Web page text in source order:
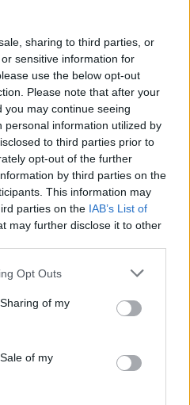
sharing to third parties, or
sensitive information for
use the below opt-out
Please note that after your
may continue seeing
personal information utilized by
to third parties prior to
opt-out of the further
by third parties on the
This information may
parties on the IAB’s List of
may further disclose it to other
app uses one or more Google
behaviour. You may click to
and its third-party tags to
purposes in below Google
Opt Outs
of my
of my
εκατ. ευρώ στο α' εξάμηνο –
ΥΠΕΘΟΟ: Νέες επενδύσεις